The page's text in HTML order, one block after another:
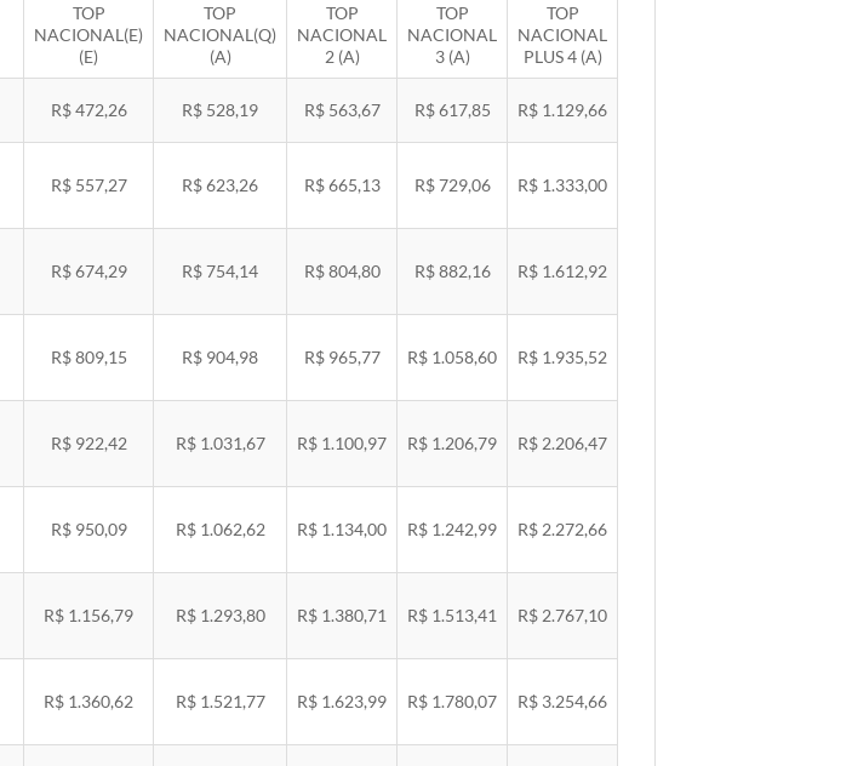
TOP
NACIONAL(E)
(E)
TOP
NACIONAL(Q)
(A)
TOP
NACIONAL
2 (A)
TOP
NACIONAL
3 (A)
TOP
NACIONAL
PLUS 4 (A)
R$ 472,26 R$ 528,19 R$ 563,67 R$ 617,85 R$ 1.129,66
R$ 557,27 R$ 623,26 R$ 665,13 R$ 729,06 R$ 1.333,00
R$ 674,29 R$ 754,14 R$ 804,80 R$ 882,16 R$ 1.612,92
R$ 809,15 R$ 904,98 R$ 965,77 R$ 1.058,60 R$ 1.935,52
R$ 922,42 R$ 1.031,67 R$ 1.100,97 R$ 1.206,79 R$ 2.206,47
R$ 950,09 R$ 1.062,62 R$ 1.134,00 R$ 1.242,99 R$ 2.272,66
R$ 1.156,79 R$ 1.293,80 R$ 1.380,71 R$ 1.513,41 R$ 2.767,10
R$ 1.360,62 R$ 1.521,77 R$ 1.623,99 R$ 1.780,07 R$ 3.254,66